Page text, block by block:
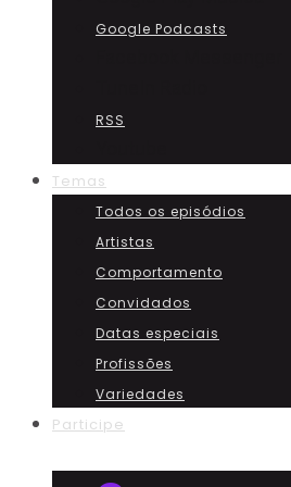
Google Podcasts
RSS
Temas
Todos os episódios
Artistas
Comportamento
Convidados
Datas especiais
Profissões
Variedades
Participe